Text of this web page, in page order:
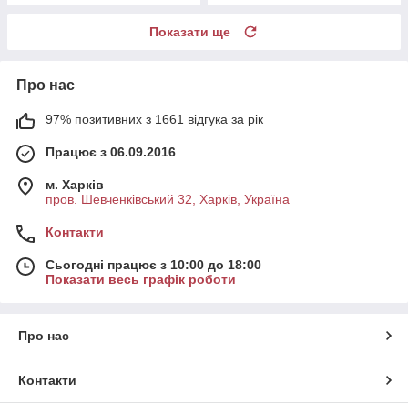
Показати ще
Про нас
97% позитивних з 1661 відгука за рік
Працює з 06.09.2016
м. Харків
пров. Шевченківський 32, Харків, Україна
Контакти
Сьогодні працює з 10:00 до 18:00
Показати весь графік роботи
Про нас
Контакти